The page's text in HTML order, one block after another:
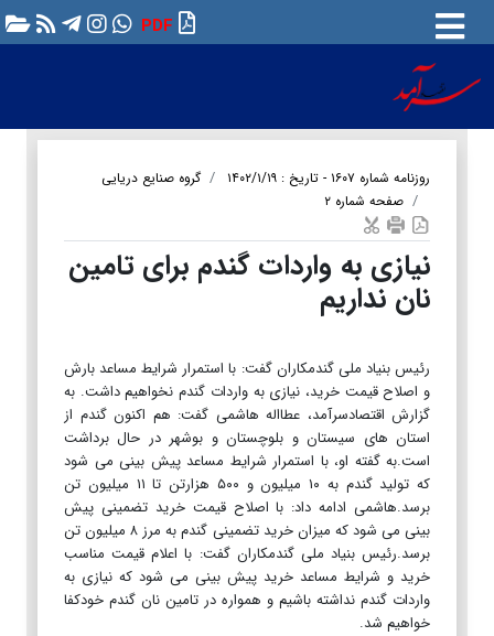
PDF
روزنامه شماره ۱۶۰۷ - تاریخ : ۱۴۰۲/۱/۱۹
گروه صنایع دریایی
صفحه شماره ۲
نیازی به واردات گندم برای تامین
نان نداریم
رئیس بنیاد ملی گندمکاران گفت: با استمرار شرایط مساعد بارش
و اصلاح قیمت خرید، نیازی به واردات گندم نخواهیم داشت. به
گزارش اقتصادسرآمد، عطااله هاشمی گفت: هم اکنون گندم از
استان های سیستان و بلوچستان و بوشهر در حال برداشت
است.به گفته او، با استمرار شرایط مساعد پیش بینی می شود
که تولید گندم به ۱۰ میلیون و ۵۰۰ هزارتن تا ۱۱ میلیون تن
برسد.هاشمی ادامه داد: با اصلاح قیمت خرید تضمینی پیش
بینی می شود که میزان خرید تضمینی گندم به مرز ۸ میلیون تن
برسد.رئیس بنیاد ملی گندمکاران گفت: با اعلام قیمت مناسب
خرید و شرایط مساعد خرید پیش بینی می شود که نیازی به
واردات گندم نداشته باشیم و همواره در تامین نان گندم خودکفا
خواهیم شد.